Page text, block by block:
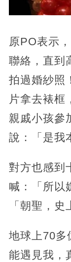
原PO表示
聯絡，直到
拍過婚紗照
片拿去裱框
親戚小孩參
說：「是我
對方也感到
喊：「所以
「朝聖，史
地球上70多
能遇見我，